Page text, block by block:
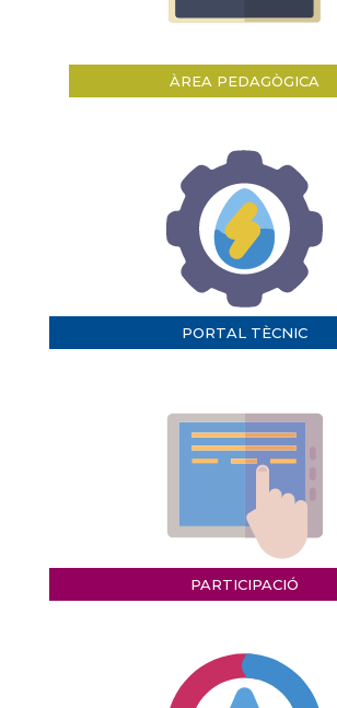
ÀREA PEDAGÒGICA
PORTAL TÈCNIC
PARTICIPACIÓ